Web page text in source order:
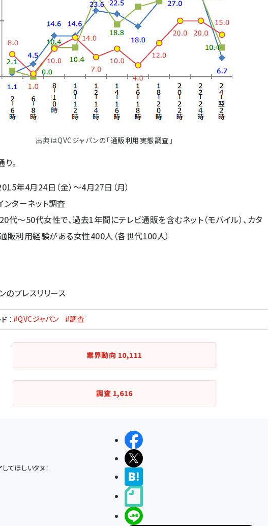
出典はQVCジャパンの「通販利用実態調査 」
。
年4月24日（金）～4月27日（月）
ンターネット調査
20代～50代女性で、過去1年間にテレビ通販を含むネット（モバイル）、カタ
販利用経験がある女性400人（各世代100人）
のプレスリリース
： #QVCジャパン #調査
業界動向 10,111
調査 1,616
てほしいタヌ！